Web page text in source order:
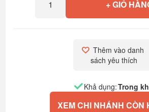
+ GIỎ
Thêm vào danh
sách yêu thích
Khả dụng:Trong
XEM CHI NHÁNH CÒN